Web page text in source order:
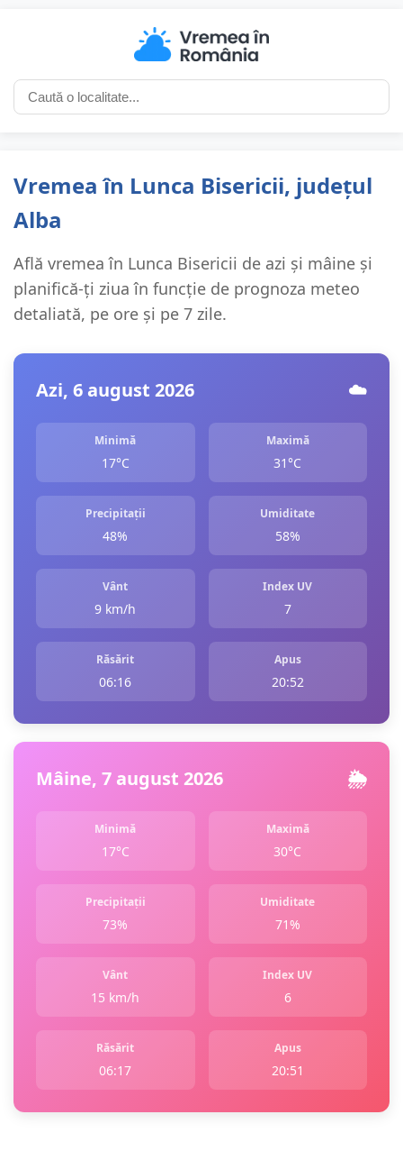
Vremea în Lunca Bisericii, județul
Alba
Află vremea în Lunca Bisericii de azi și mâine și
planifică-ți ziua în funcție de prognoza meteo
detaliată, pe ore și pe 7 zile.
Azi, 6 august 2026 ☁️
Minimă
17°C
Maximă
31°C
Precipitații
48%
Umiditate
58%
Vânt
9 km/h
Index UV
7
Răsărit
06:16
Apus
20:52
Mâine, 7 august 2026 🌦️
Minimă
17°C
Maximă
30°C
Precipitații
73%
Umiditate
71%
Vânt
15 km/h
Index UV
6
Răsărit
06:17
Apus
20:51